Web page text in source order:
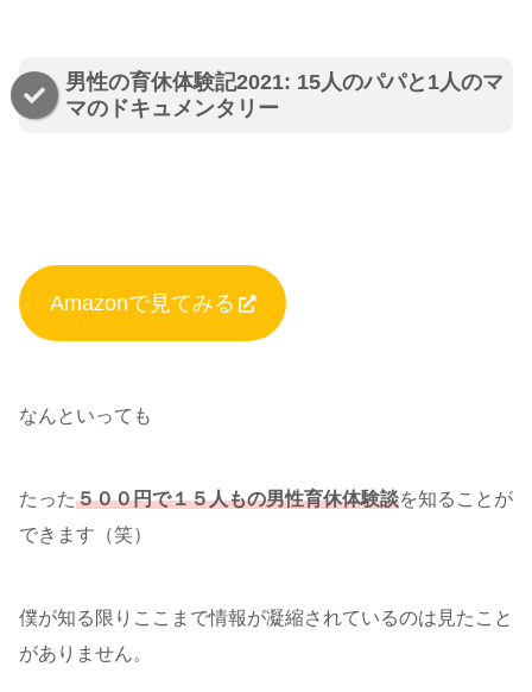
男性の育休体験記2021: 15人のパパと1人のマ
マのドキュメンタリー
Amazonで見てみる
なんといっても
たった５００円で１５人もの男性育休体験談を知ることが
できます（笑）
僕が知る限りここまで情報が凝縮されているのは見たこと
がありません。